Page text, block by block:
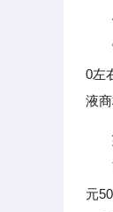
“
0左
液
商
元